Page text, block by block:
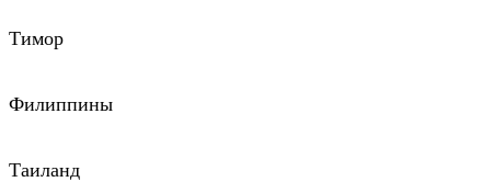
Тимор
Филиппины
Таиланд